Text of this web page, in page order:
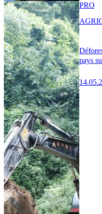
pays
PRO